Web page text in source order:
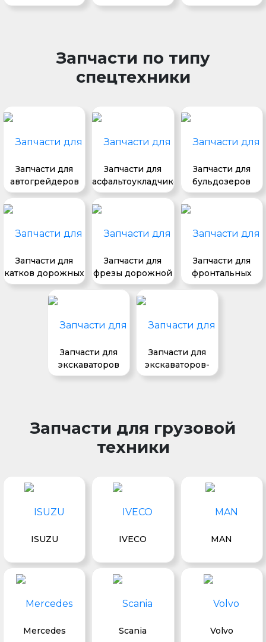
Запчасти по типу
спецтехники
Запчасти для
автогрейдеров
Запчасти для
асфальтоукладчиков
Запчасти для
бульдозеров
Запчасти для
катков дорожных
Запчасти для
фрезы дорожной
Запчасти для
фронтальных
погрузчиков
Запчасти для
экскаваторов
Запчасти для
экскаваторов-
погрузчиков
Запчасти для грузовой
техники
ISUZU IVECO MAN
Mercedes Scania Volvo